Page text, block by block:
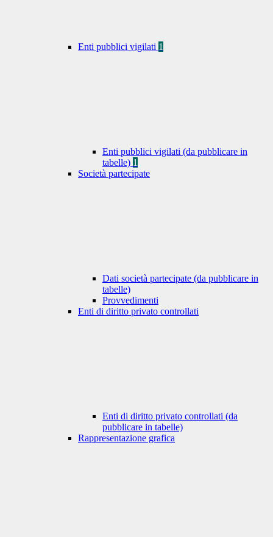
Enti pubblici vigilati 1
Enti pubblici vigilati (da pubblicare in
tabelle) 1
Società partecipate
Dati società partecipate (da pubblicare in
tabelle)
Provvedimenti
Enti di diritto privato controllati
Enti di diritto privato controllati (da
pubblicare in tabelle)
Rappresentazione grafica